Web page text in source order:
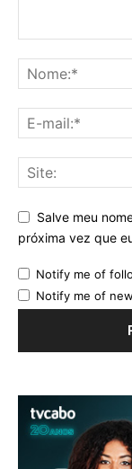
Salve meu
próxima vez que
Notify me of
Notify me of